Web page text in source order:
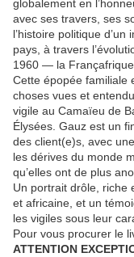
globalement en
avec ses travers, ses
l’histoire politique
pays, à travers
1960 — la
Cette épopée familiale
choses vues et
vigile au Camaïeu de
Élysées. Gauz est un
des client(e)s, avec
les dérives du monde
qu’elles ont de plus
Un portrait drôle, riche
et africaine, et un
les vigiles sous leur
Pour vous procurer le
ATTENTION